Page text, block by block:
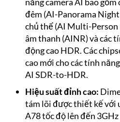
đêm (AI-Panorama
chủ thể (AI Multi-Person
âm thanh (AINR) và các
động cao HDR. Các
cao mới cho các tính
AI SDR-to-HDR.
Hiệu suất đỉnh cao:
tám lõi được thiết kế với
A78 tốc độ lên đến